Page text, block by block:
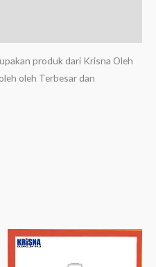
produk dari Krisna Oleh
oleh Terbesar dan